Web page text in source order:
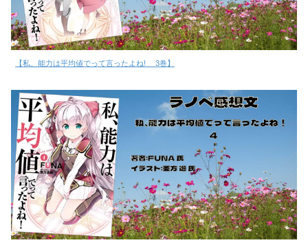
【私、能力は平均値でって言ったよね! 3巻】